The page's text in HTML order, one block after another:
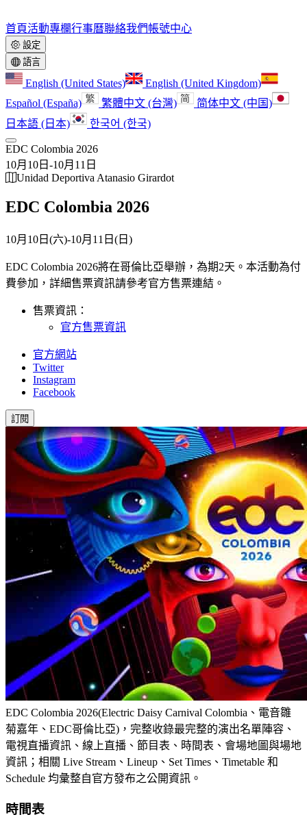
首頁活動專欄行事曆聯絡我們帳號中心
設定
語言
English (United States)
English (United Kingdom)
Español (España)
繁體中文 (台灣)
简体中文 (中国)
日本語 (日本)
한국어 (한국)
EDC Colombia 2026
10月10日 -10月11日
Unidad Deportiva Atanasio Girardot
EDC Colombia 2026
10月10日(六)-10月11日(日)
EDC Colombia 2026將在哥倫比亞舉辦，為期2天。 本活動為付
費參加，詳細售票資訊請參考官方售票連結。
售票資訊：
官方售票資訊
官方網站
Twitter
Instagram
Facebook
訂閱
EDC Colombia 2026(Electric Daisy Carnival Colombia、電音雛
菊嘉年、EDC哥倫比亞)，完整收錄最完整的演出名單陣容、
電視直播資訊、線上直播、節目表、時間表、會場地圖與場地
資訊；相關 Live Stream、Lineup、Set Times、Timetable 和
Schedule 均彙整自官方發布之公開資訊。
時間表